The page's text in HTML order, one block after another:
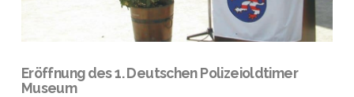
Eröffnung des 1. Deutschen Polizeioldtimer
Museum